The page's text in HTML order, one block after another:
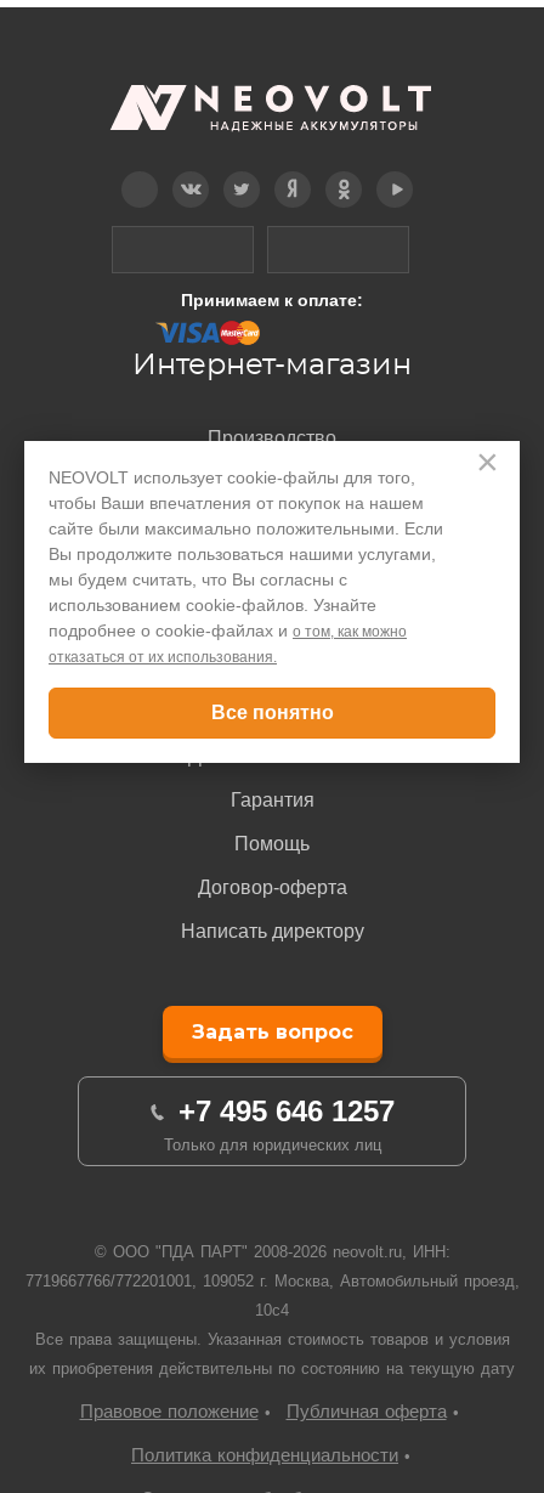
×
NEOVOLT использует cookie-файлы для того,
чтобы Ваши впечатления от покупок на нашем
сайте были максимально положительными. Если
Вы продолжите пользоваться нашими услугами,
мы будем считать, что Вы согласны с
использованием cookie-файлов. Узнайте
подробнее о cookie-файлах и о том, как можно
отказаться от их использования.
Все понятно
Принимаем к оплате:
Интернет-магазин
Производство
Организациям
Акции и скидки
Контакты
Покупателю
Гарантия
Помощь
Договор-оферта
Написать директору
Задать вопрос
+7 495 646 1257
Только для юридических лиц
© ООО "ПДА ПАРТ" 2008-2026neovolt.ru, ИНН:
7719667766/772201001, 109052 г. Москва, Автомобильный проезд,
10с4
Все права защищены. Указанная стоимость товаров и условия
их приобретения действительны по состоянию на текущую дату
Правовое положение• Публичная оферта•
Политика конфиденциальности •